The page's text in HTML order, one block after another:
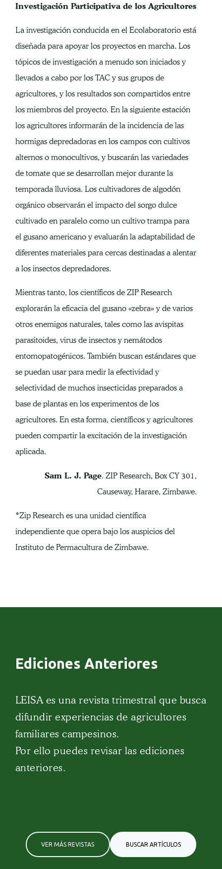
Investigación Participativa de los Agricultores
La investigación conducida en el Ecolaboratorio está
diseñada para apoyar los proyectos en marcha. Los
tópicos de investigación a menudo son iniciados y
llevados a cabo por los TAC y sus grupos de
agricultores, y los resultados son compartidos entre
los miembros del proyecto. En la siguiente estación
los agricultores informarán de la incidencia de las
hormigas depredadoras en los campos con cultivos
alternos o monocultivos, y buscarán las variedades
de tomate que se desarrollan mejor durante la
temporada lluviosa. Los cultivadores de algodón
orgánico observarán el impacto del sorgo dulce
cultivado en paralelo como un cultivo trampa para
el gusano americano y evaluarán la adaptabilidad de
diferentes materiales para cercas destinadas a alentar
a los insectos depredadores.
Mientras tanto, los científicos de ZIP Research
explorarán la eficacia del gusano «zebra» y de varios
otros enemigos naturales, tales como las avispitas
parasitoides, virus de insectos y nemátodos
entomopatogénicos. También buscan estándares que
se puedan usar para medir la efectividad y
selectividad de muchos insecticidas preparados a
base de plantas en los experimentos de los
agricultores. En esta forma, científicos y agricultores
pueden compartir la excitación de la investigación
aplicada.
Sam L. J. Page. ZIP Research, Box CY 301,
Causeway, Harare, Zimbawe.
*Zip Research es una unidad científica
independiente que opera bajo los auspicios del
Instituto de Permacultura de Zimbawe.
Ediciones Anteriores
LEISA es una revista trimestral que busca
difundir experiencias de agricultores
familiares campesinos.
Por ello puedes revisar las ediciones
anteriores.
VER MÁS REVISTAS BUSCAR ARTÍCULOS